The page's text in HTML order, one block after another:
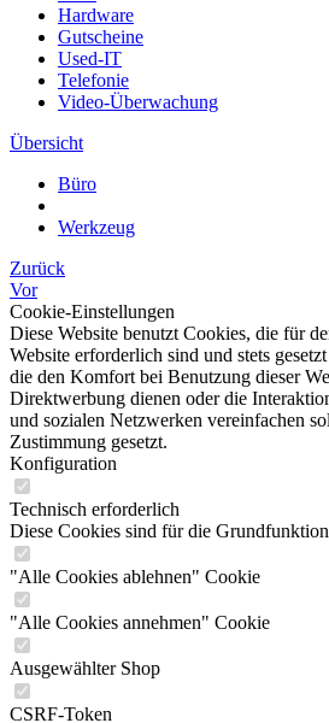
Hardware
Gutscheine
Used-IT
Telefonie
Video-Überwachung
Übersicht
Büro
Werkzeug
Zurück
Vor
Cookie-Einstellungen
Diese Website benutzt Cookies, die für
Website erforderlich sind und stets
die den Komfort bei Benutzung dieser
Direktwerbung dienen oder die
und sozialen Netzwerken vereinfachen
Zustimmung gesetzt.
Konfiguration
Technisch erforderlich
Diese Cookies sind für die
"Alle Cookies ablehnen" Cookie
"Alle Cookies annehmen" Cookie
Ausgewählter Shop
CSRF-Token